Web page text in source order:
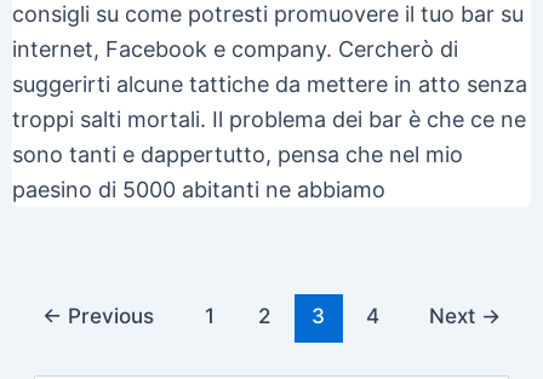
consigli su come potresti promuovere il tuo bar su
internet, Facebook e company. Cercherò di
suggerirti alcune tattiche da mettere in atto senza
troppi salti mortali. Il problema dei bar è che ce ne
sono tanti e dappertutto, pensa che nel mio
paesino di 5000 abitanti ne abbiamo
Post
← Previous 1 2 3 4 Next →